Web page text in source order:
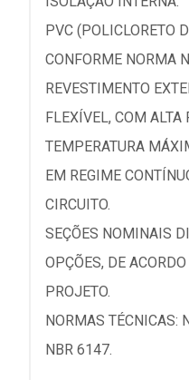
PVC (POLICLORETO
CONFORME NORMA
REVESTIMENTO
FLEXÍVEL, COM ALTA
TEMPERATURA
EM REGIME
CIRCUITO.
SEÇÕES NOMINAIS
OPÇÕES, DE
PROJETO.
NORMAS TÉCNICAS:
NBR 6147.